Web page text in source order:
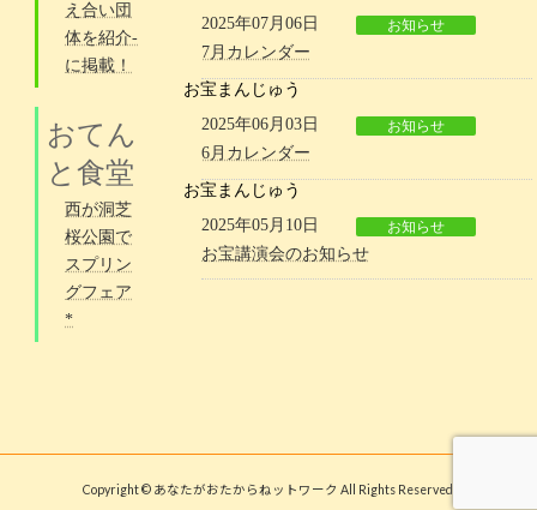
え合い団
体を紹介-
に掲載！
おてん
と食堂
西が洞芝
桜公園で
スプリン
グフェア
*
2025年07月06日
お知らせ
7月カレンダー
お宝まんじゅう
2025年06月03日
お知らせ
6月カレンダー
お宝まんじゅう
2025年05月10日
お知らせ
お宝講演会のお知らせ
Copyright © あなたがおたからねットワーク All Rights Reserved.